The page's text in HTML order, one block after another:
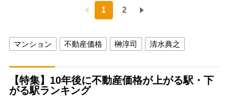
1 2
マンション 不動産価格 榊淳司 清水典之
【特集】10年後に不動産価格が上がる駅・下
がる駅ランキング